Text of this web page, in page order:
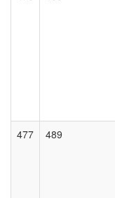
477 489